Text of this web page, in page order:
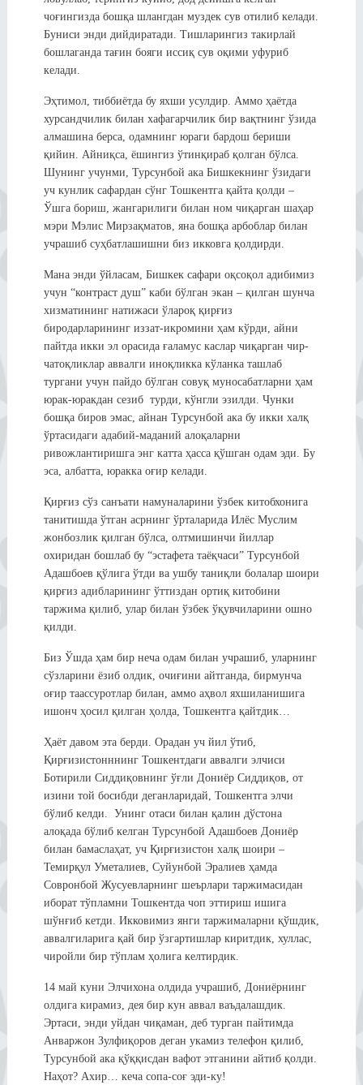
чоғингизда бошқа шлангдан муздек сув отилиб келади.
Буниси энди дийдиратади. Тишларингиз такирлай
бошлаганда тағин бояги иссиқ сув оқими уфуриб
келади.
Эҳтимол, тиббиётда бу яхши усулдир. Аммо ҳаётда
хурсандчилик билан хафагарчилик бир вақтнинг ўзида
алмашина берса, одамнинг юраги бардош бериши
қийин. Айниқса, ёшингиз ўтинқираб қолган бўлса.
Шунинг учунми, Турсунбой ака Бишкекнинг ўзидаги
уч кунлик сафардан сўнг Тошкентга қайта қолди –
Ўшга бориш, жангарилиги билан ном чиқарган шаҳар
мэри Мэлис Мирзақматов, яна бошқа арбоблар билан
учрашиб суҳбатлашишни биз икковга қолдирди.
Мана энди ўйласам, Бишкек сафари оқсоқол адибимиз
учун “контраст душ” каби бўлган экан – қилган шунча
хизматининг натижаси ўлароқ қирғиз
биродарларининг иззат-икромини ҳам кўрди, айни
пайтда икки эл орасида ғаламус каслар чиқарган чир-
чатоқликлар аввалги иноқликка кўланка ташлаб
тургани учун пайдо бўлган совуқ муносабатларни ҳам
юрак-юракдан сезиб турди, кўнгли эзилди. Чунки
бошқа биров эмас, айнан Турсунбой ака бу икки халқ
ўртасидаги адабий-маданий алоқаларни
ривожлантиришга энг катта ҳасса қўшган одам эди. Бу
эса, албатта, юракка оғир келади.
Қирғиз сўз санъати намуналарини ўзбек китобхонига
танитишда ўтган асрнинг ўрталарида Илёс Муслим
жонбозлик қилган бўлса, олтмишинчи йиллар
охиридан бошлаб бу “эстафета таёқчаси” Турсунбой
Адашбоев қўлига ўтди ва ушбу таниқли болалар шоири
қирғиз адибларининг ўттиздан ортиқ китобини
таржима қилиб, улар билан ўзбек ўқувчиларини ошно
қилди.
Биз Ўшда ҳам бир неча одам билан учрашиб, уларнинг
сўзларини ёзиб олдик, очиғини айтганда, бирмунча
оғир таассуротлар билан, аммо аҳвол яхшиланишига
ишонч ҳосил қилган ҳолда, Тошкентга қайтдик…
Ҳаёт давом эта берди. Орадан уч йил ўтиб,
Қирғизистонннинг Тошкентдаги аввалги элчиси
Ботирили Сиддиқовнинг ўғли Дониёр Сиддиқов, от
изини той босибди деганларидай, Тошкентга элчи
бўлиб келди. Унинг отаси билан қалин дўстона
алоқада бўлиб келган Турсунбой Адашбоев Дониёр
билан бамаслаҳат, уч Қирғизистон халқ шоири –
Темирқул Уметалиев, Суйунбой Эралиев ҳамда
Совронбой Жусуевларнинг шеърлари таржимасидан
иборат тўпламни Тошкентда чоп эттириш ишига
шўнғиб кетди. Икковимиз янги таржималарни қўшдик,
аввалгиларига қай бир ўзгартишлар киритдик, хуллас,
чиройли бир тўплам ҳолига келтирдик.
14 май куни Элчихона олдида учрашиб, Дониёрнинг
олдига кирамиз, дея бир кун аввал ваъдалашдик.
Эртаси, энди уйдан чиқаман, деб турган пайтимда
Анваржон Зулфиқоров деган укамиз телефон қилиб,
Турсунбой ака қўққисдан вафот этганини айтиб қолди.
Наҳот? Ахир… кеча сопа-соғ эди-ку!